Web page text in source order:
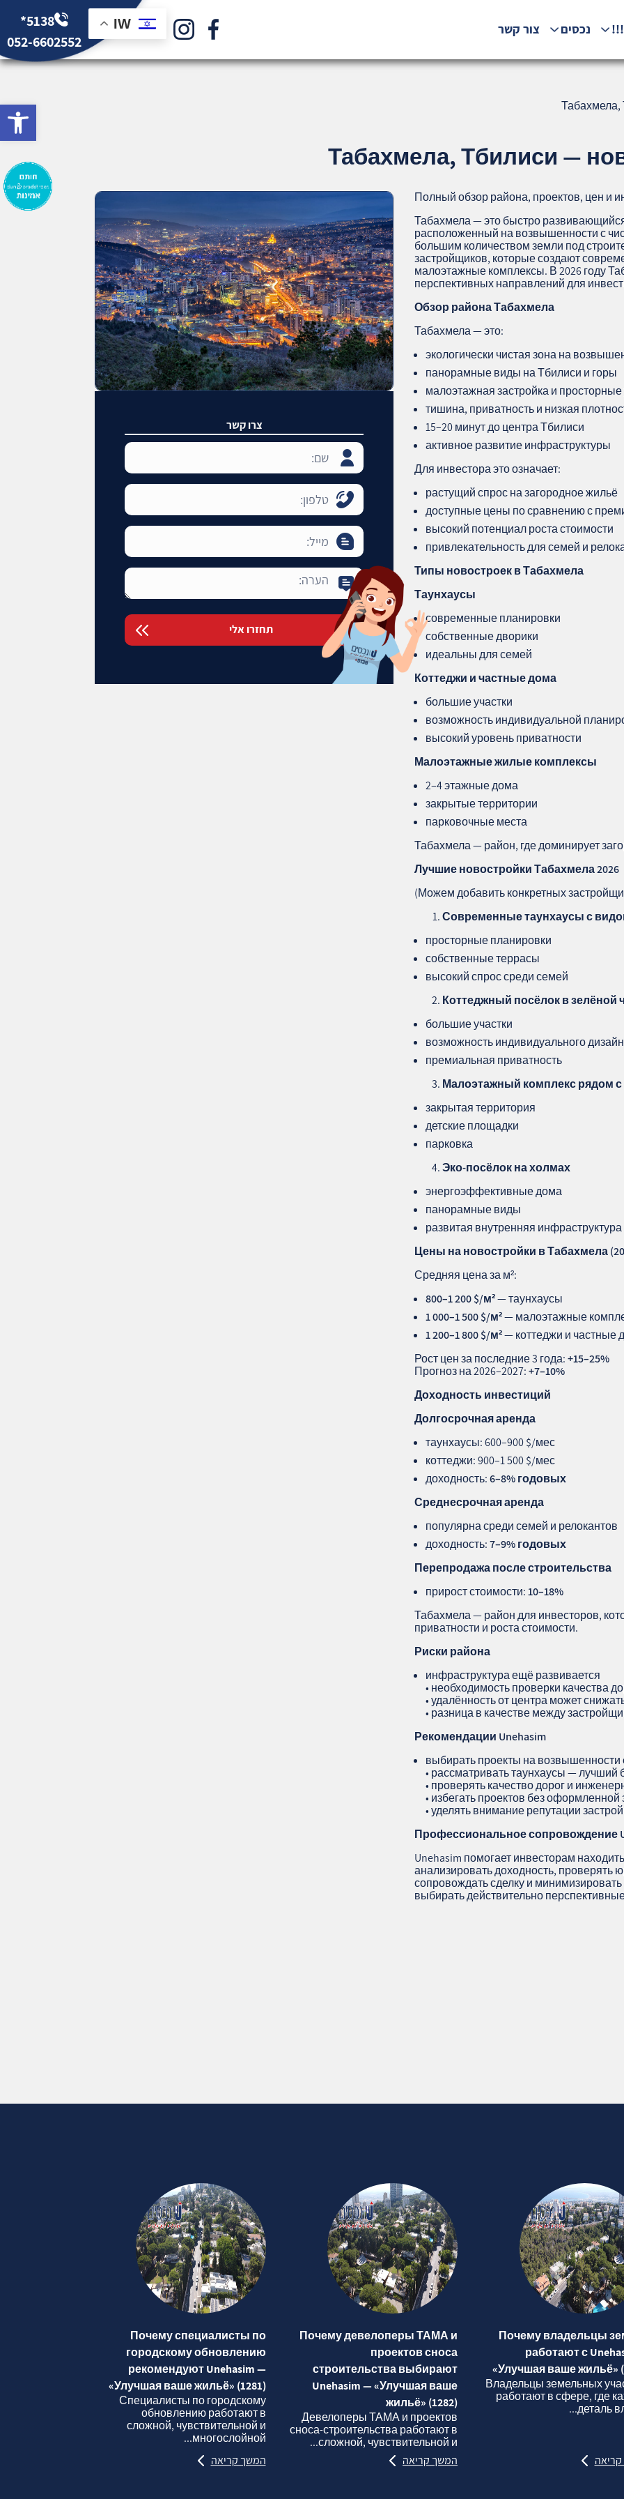
נכסים צור קשר IW
*5138
052-6602552
Табахмела,
Табахмела, Тбилиси —
Полный обзор района, проектов, цен и
Табахмела — это быстро
расположенный на возвышенности с
большим количеством земли под
застройщиков, которые создают
малоэтажные комплексы. В 2026 году
перспективных направлений для
Обзор района Табахмела
Табахмела — это:
экологически чистая зона на
панорамные виды на Тбилиси и горы
малоэтажная застройка и просторные
тишина, приватность и низкая
15–20 минут до центра Тбилиси
активное развитие инфраструктуры
Для инвестора это означает:
растущий спрос на загородное жильё
доступные цены по сравнению с
высокий потенциал роста стоимости
привлекательность для семей и
Типы новостроек в Табахмела
Таунхаусы
современные планировки
собственные дворики
идеальны для семей
Коттеджи и частные дома
большие участки
возможность индивидуальной
высокий уровень приватности
Малоэтажные жилые комплексы
2–4 этажные дома
закрытые территории
парковочные места
Табахмела — район, где доминирует
Лучшие новостройки Табахмела 2026
(Можем добавить конкретных
Современные таунхаусы с
просторные планировки
собственные террасы
высокий спрос среди семей
Коттеджный посёлок в зелёной
большие участки
возможность индивидуального
премиальная приватность
Малоэтажный комплекс рядом
закрытая территория
детские площадки
парковка
Эко‑посёлок на холмах
энергоэффективные дома
панорамные виды
развитая внутренняя инфраструктура
Цены на новостройки в Табахмела
Средняя цена за м²:
800–1 200 $/м²— таунхаусы
1 000–1 500 $/м²— малоэтажные
1 200–1 800 $/м²— коттеджи и частные
Рост цен за последние 3 года:+15–25%
Прогноз на 2026–2027:+7–10%
Доходность инвестиций
Долгосрочная аренда
таунхаусы: 600–900 $/мес
коттеджи: 900–1 500 $/мес
доходность:6–8% годовых
Среднесрочная аренда
популярна среди семей и релокантов
доходность:7–9% годовых
Перепродажа после строительства
прирост стоимости:10–18%
Табахмела — район для инвесторов,
приватности и роста стоимости.
Риски района
инфраструктура ещё развивается
• необходимость проверки качества
• удалённость от центра может
• разница в качестве между
Рекомендации Unehasim
выбирать проекты на
• рассматривать таунхаусы — лучший
• проверять качество дорог и
• избегать проектов без оформленной
• уделять внимание репутации
Профессиональное сопровождение
Unehasim помогает инвесторам
анализировать доходность, проверять
сопровождать сделку и
выбирать действительно
צרו קשר
Почему владельцы
работают с
«Улучшая ваше жильё»
Владельцы земельных
работают в сфере, где
деталь
Почему девелоперы ТАМА и
проектов сноса
строительства выбирают
Unehasim — «Улучшая ваше
жильё» (1282)
Девелоперы ТАМА и проектов
сноса‑строительства работают в
сложной, чувствительной и...
המשך קריאה
Почему специалисты по
городскому обновлению
рекомендуют Unehasim —
«Улучшая ваше жильё» (1281)
Специалисты по городскому
обновлению работают в
сложной, чувствительной и
многослойной...
המשך קריאה